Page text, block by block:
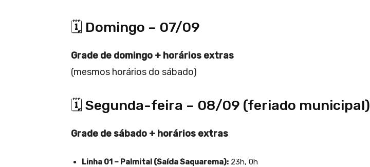
🗓️ Domingo – 07/09
Grade de domingo + horários extras
(mesmos horários do sábado)
🗓️ Segunda-feira – 08/09 (feriado municipal)
Grade de sábado + horários extras
Linha 01 – Palmital (Saída Saquarema): 23h, 0h